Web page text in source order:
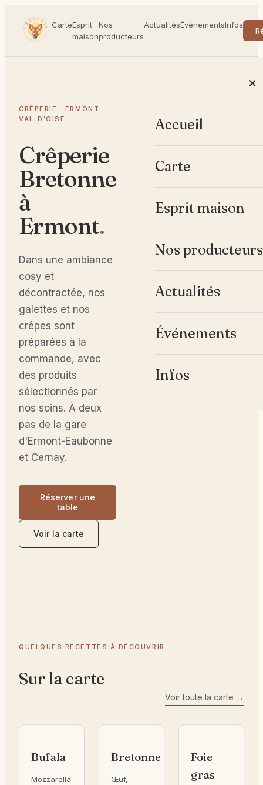
CarteEsprit
maison
Nos
producteurs
ActualitésÉvénementsInfos
×
Accueil
Carte
Esprit maison
Nos producteurs
Actualités
Événements
Infos
CRÊPERIE · ERMONT ·
VAL-D'OISE
Crêperie
Bretonne
à
Ermont.
Dans une ambiance
cosy et
décontractée, nos
galettes et nos
crêpes sont
préparées à la
commande, avec
des produits
sélectionnés par
nos soins. À deux
pas de la gare
d'Ermont-Eaubonne
et Cernay.
Réserver une
table
Voir la carte
QUELQUES RECETTES À DÉCOUVRIR
Sur la carte
Voir toute la carte →
Bufala
Mozzarella
Bretonne
Œuf,
Foie
gras